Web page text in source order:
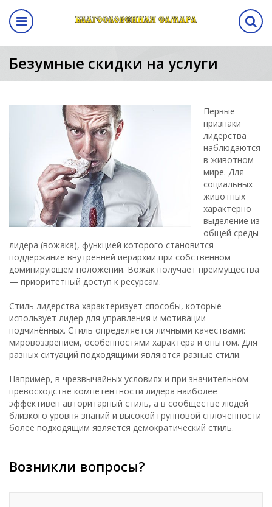
выставка
выставки
стенда
Назад
Программа
Программа выставки
Безумные скидки на услуги
Первые
признаки
лидерства
наблюдаются
в животном
мире. Для
социальных
животных
характерно
выделение из
общей среды
лидера (вожака), функцией которого становится
поддержание внутренней иерархии при собственном
доминирующем положении. Вожак получает преимущества
— приоритетный доступ к ресурсам.
Стиль лидерства характеризует способы, которые
использует лидер для управления и мотивации
подчинённых. Стиль определяется личными качествами:
мировоззрением, особенностями характера и опытом. Для
разных ситуаций подходящими являются разные стили.
Например, в чрезвычайных условиях и при значительном
превосходстве компетентности лидера наиболее
эффективен авторитарный стиль, а в сообществе людей
близкого уровня знаний и высокой групповой сплочённости
более подходящим является демократический стиль.
Возникли вопросы?